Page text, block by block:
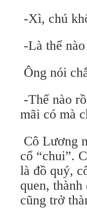
-Xì, chú
-Là thế nào
Ông nói
-Thể nào
mãi có mà
Cô Lương
cổ “chui”.
là đồ quý,
quen,
cũng trở